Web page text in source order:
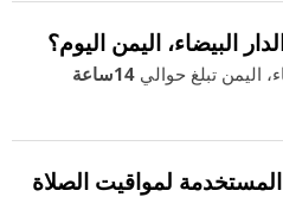
البيضاء، اليمن اليوم؟
اليمن تبلغ حوالي
14ساعة
لمواقيت الصلاة